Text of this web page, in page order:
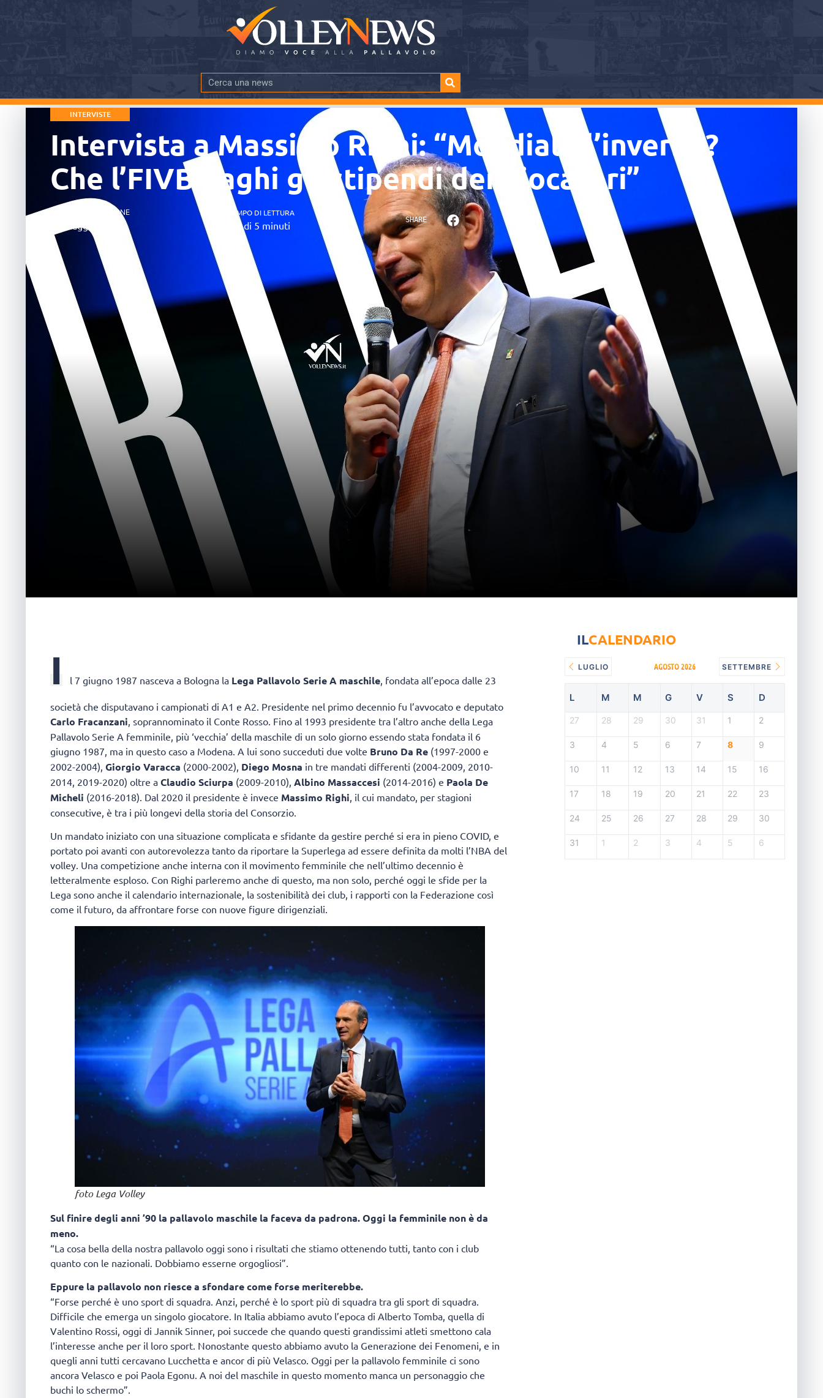
INTERVISTE
Intervista a Massimo Righi: “Mondiali d’inverno?
Che l’FIVB paghi gli stipendi dei giocatori”
DATA PUBBLICAZIONE
28 Maggio 2026
TEMPO DI LETTURA
più di 5 minuti SHARE
I l 7 giugno 1987 nasceva a Bologna la Lega Pallavolo Serie A maschile , fondata all’epoca dalle 23
società che disputavano i campionati di A1 e A2. Presidente nel primo decennio fu l’avvocato e deputato
Carlo Fracanzani , soprannominato il Conte Rosso. Fino al 1993 presidente tra l’altro anche della Lega
Pallavolo Serie A femminile, più ‘vecchia’ della maschile di un solo giorno essendo stata fondata il 6
giugno 1987, ma in questo caso a Modena. A lui sono succeduti due volte Bruno Da Re (1997-2000 e
2002-2004), Giorgio Varacca (2000-2002), Diego Mosna in tre mandati differenti (2004-2009, 2010-
2014, 2019-2020) oltre a Claudio Sciurpa (2009-2010), Albino Massaccesi (2014-2016) e Paola De
Micheli (2016-2018). Dal 2020 il presidente è invece Massimo Righi , il cui mandato, per stagioni
consecutive, è tra i più longevi della storia del Consorzio.
Un mandato iniziato con una situazione complicata e sfidante da gestire perché si era in pieno COVID, e
portato poi avanti con autorevolezza tanto da riportare la Superlega ad essere definita da molti l’NBA del
volley. Una competizione anche interna con il movimento femminile che nell’ultimo decennio è
letteralmente esploso. Con Righi parleremo anche di questo, ma non solo, perché oggi le sfide per la
Lega sono anche il calendario internazionale, la sostenibilità dei club, i rapporti con la Federazione così
come il futuro, da affrontare forse con nuove figure dirigenziali.
foto Lega Volley
Sul finire degli anni ’90 la pallavolo maschile la faceva da padrona. Oggi la femminile non è da
meno.
“La cosa bella della nostra pallavolo oggi sono i risultati che stiamo ottenendo tutti, tanto con i club
quanto con le nazionali. Dobbiamo esserne orgogliosi”.
Eppure la pallavolo non riesce a sfondare come forse meriterebbe.
“Forse perché è uno sport di squadra. Anzi, perché è lo sport più di squadra tra gli sport di squadra.
Difficile che emerga un singolo giocatore. In Italia abbiamo avuto l’epoca di Alberto Tomba, quella di
Valentino Rossi, oggi di Jannik Sinner, poi succede che quando questi grandissimi atleti smettono cala
l’interesse anche per il loro sport. Nonostante questo abbiamo avuto la Generazione dei Fenomeni, e in
quegli anni tutti cercavano Lucchetta e ancor di più Velasco. Oggi per la pallavolo femminile ci sono
ancora Velasco e poi Paola Egonu. A noi del maschile in questo momento manca un personaggio che
buchi lo schermo”.
ILCALENDARIO
LUGLIO AGOSTO 2026 SETTEMBRE
L M M G V S D
27 28 29 30 31 1 2
3 4 5 6 7 8 9
10 11 12 13 14 15 16
17 18 19 20 21 22 23
24 25 26 27 28 29 30
31 1 2 3 4 5 6